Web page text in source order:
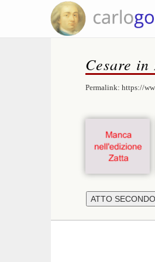
Cesare
Permalink: https://